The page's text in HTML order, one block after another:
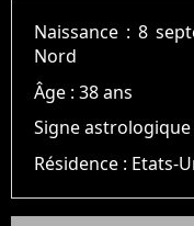
Naissance :8
Nord
Âge :38 ans
Signe
Résidence : Etats-